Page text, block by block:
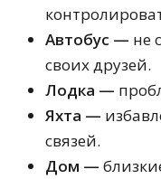
Автобус — не
своих друзей.
Лодка —
Яхта —
связей.
Дом —